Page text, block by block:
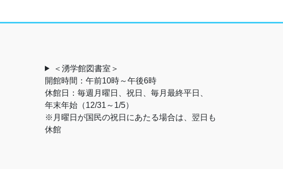
＜湧学館図書室＞
開館時間：午前10時～午後6時
休館日：毎週月曜日、祝日、毎月最終平日、
年末年始（12/31～1/5）
※月曜日が国民の祝日にあたる場合は、翌日も
休館